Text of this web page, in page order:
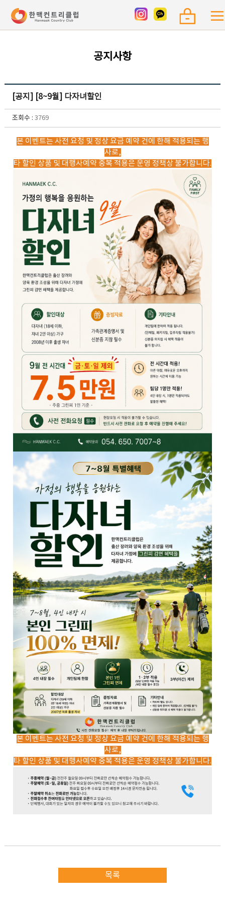
공지사항
[공지] [8~9월] 다자녀할인
조회수 : 3769
본 이벤트는 사전 요청 및 정상 요금 예약 건에 한해 적용되는 행
사로,
타 할인 상품 및 대행사예약 중복 적용은 운영 정책상 불가합니다.
본 이벤트는 사전 요청 및 정상 요금 예약 건에 한해 적용되는 행
사로,
타 할인 상품 및 대행사예약 중복 적용은 운영 정책상 불가합니다.
목록